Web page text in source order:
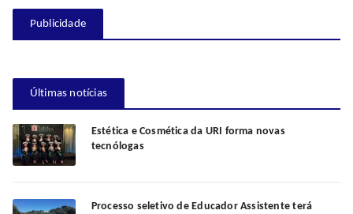
Publicidade
Últimas notícias
Estética e Cosmética da URI forma novas
tecnólogas
Processo seletivo de Educador Assistente terá